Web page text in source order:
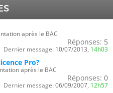
après le BAC
Réponses: 5
Dernier message: 10/07/2013, 14h03
Pro?
après le BAC
Réponses: 0
Dernier message: 06/09/2007, 12h57